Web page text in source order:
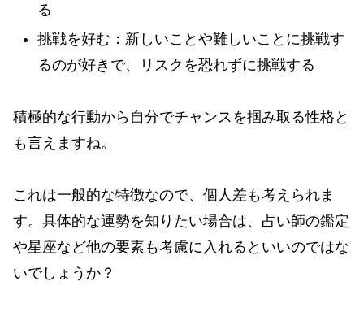
る
挑戦を好む：新しいことや難しいことに挑戦す
るのが好きで、リスクを恐れずに挑戦する
積極的な行動から自分でチャンスを掴み取る性格と
も言えますね。
これは一般的な特徴なので、個人差も考えられま
す。具体的な運勢を知りたい場合は、占い師の鑑定
や星座など他の要素も考慮に入れるといいのではな
いでしょうか？